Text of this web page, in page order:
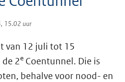
15.02 uur
van 12 juli tot 15
de 2e Coentunnel. Die is
behalve voor nood- en